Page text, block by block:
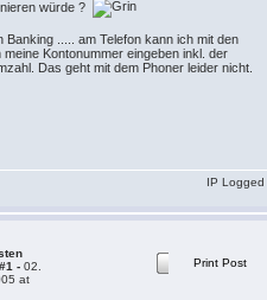
würde ?
Banking ..... am Telefon kann ich mit den
meine Kontonummer eingeben inkl. der
Das geht mit dem Phoner leider nicht.
IP Logged
- 02.
at
Print Post